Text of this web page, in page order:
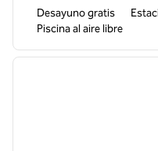
Desayuno gratis
Piscina al aire libre
1 de 11